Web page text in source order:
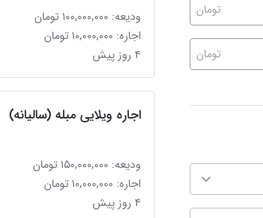
تومان
تومان
ودیعه: ۱۰۰,۰۰۰,۰۰۰ تومان
اجاره: ۱۰,۰۰۰,۰۰۰ تومان
۴ روز پیش
اجاره ویلایی مبله (سالیانه)
ودیعه: ۱۵۰,۰۰۰,۰۰۰ تومان
اجاره: ۱۰,۰۰۰,۰۰۰ تومان
۴ روز پیش